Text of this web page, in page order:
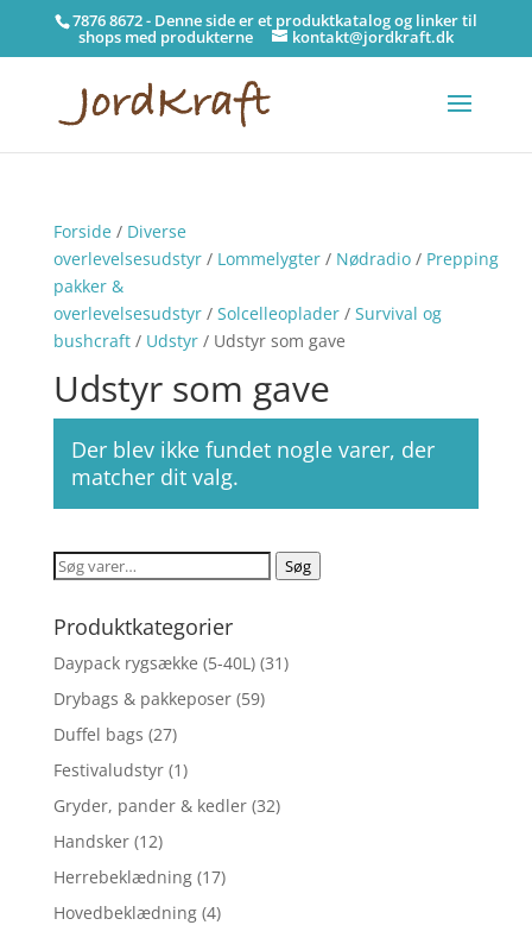
7876 8672 - Denne side er et produktkatalog og linker til
shops med produkterne kontakt@jordkraft.dk
Forside/ Diverse
overlevelsesudstyr/ Lommelygter/ Nødradio/ Prepping
pakker &
overlevelsesudstyr/ Solcelleoplader/ Survival og
bushcraft/ Udstyr/ Udstyr som gave
Udstyr som gave
Der blev ikke fundet nogle varer, der
matcher dit valg.
Søg
Søg
Produktkategorier
Daypack rygsække (5-40L) (31)
Drybags & pakkeposer (59)
Duffel bags (27)
Festivaludstyr (1)
Gryder, pander & kedler (32)
Handsker (12)
Herrebeklædning (17)
Hovedbeklædning (4)